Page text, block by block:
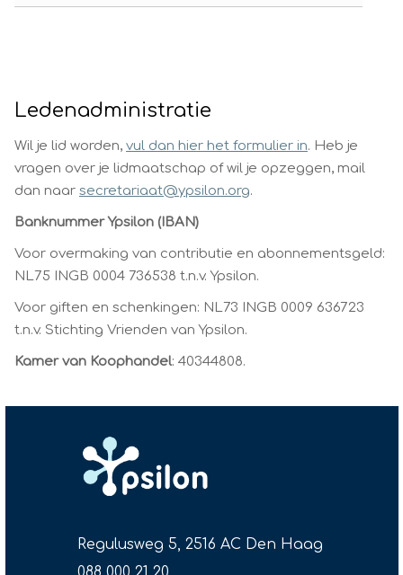
Ledenadministratie
Wil je lid worden, vul dan hier het formulier in. Heb je
vragen over je lidmaatschap of wil je opzeggen, mail
dan naar secretariaat@ypsilon.org.
Banknummer Ypsilon (IBAN)
Voor overmaking van contributie en abonnementsgeld:
NL75 INGB 0004 736538 t.n.v. Ypsilon.
Voor giften en schenkingen: NL73 INGB 0009 636723
t.n.v. Stichting Vrienden van Ypsilon.
Kamer van Koophandel: 40344808.
Regulusweg 5, 2516 AC Den Haag